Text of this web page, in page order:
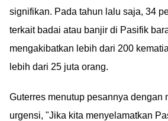
signifikan. Pada tahun lalu saja, 34
terkait badai atau banjir di Pasifik
mengakibatkan lebih dari 200
lebih dari 25 juta orang.
Guterres menutup pesannya dengan
urgensi, "Jika kita menyelamatkan